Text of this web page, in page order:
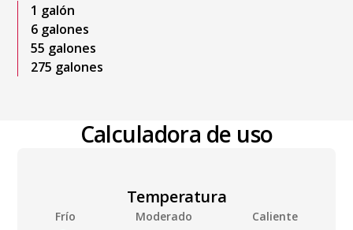
1 galón
6 galones
55 galones
275 galones
Calculadora de uso
Temperatura
Frío Moderado Caliente